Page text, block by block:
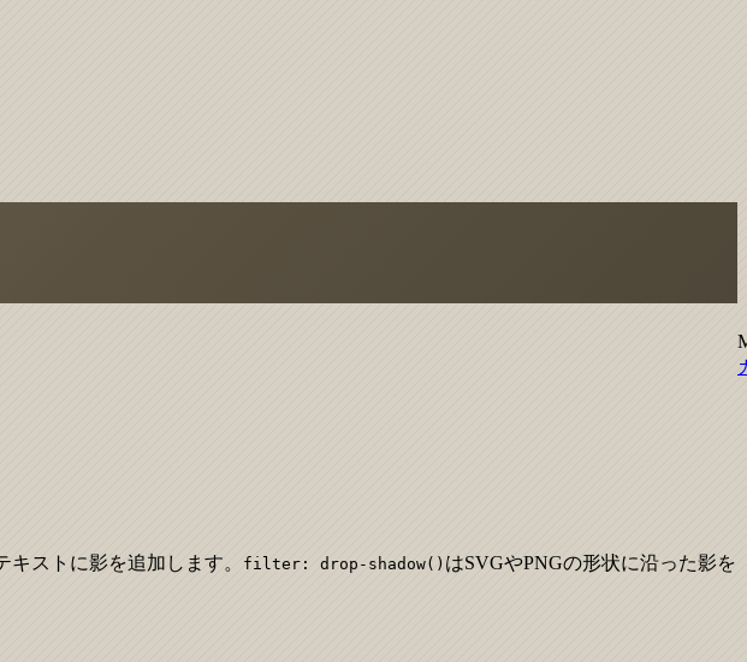
キストに影を追加します。 filter: drop-shadow() はSVGやPNGの形状に沿った影を